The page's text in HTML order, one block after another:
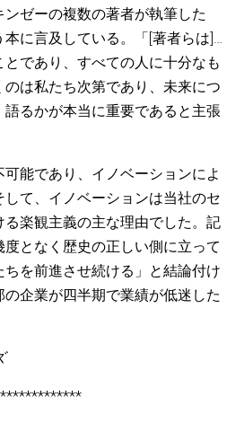
ゼーの複数の著者が執筆した
本に言及している。「[著者らは]…
であり、すべての人に十分なも
は私たち次第であり、未来につ
るかが本当に重要であると主張
能であり、イノベーションによ
して、イノベーションは当社のセ
る楽観主義の主な理由でした。記
となく歴史の正しい側に立って
ちを前進させ続ける」と結論付け
企業が四半期で業績が低迷した